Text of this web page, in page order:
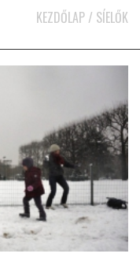
KEZDŐLAP / SÍELŐK